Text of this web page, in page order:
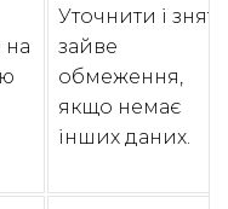
на
Уточнити і
зайве
обмеження,
якщо немає
інших даних.